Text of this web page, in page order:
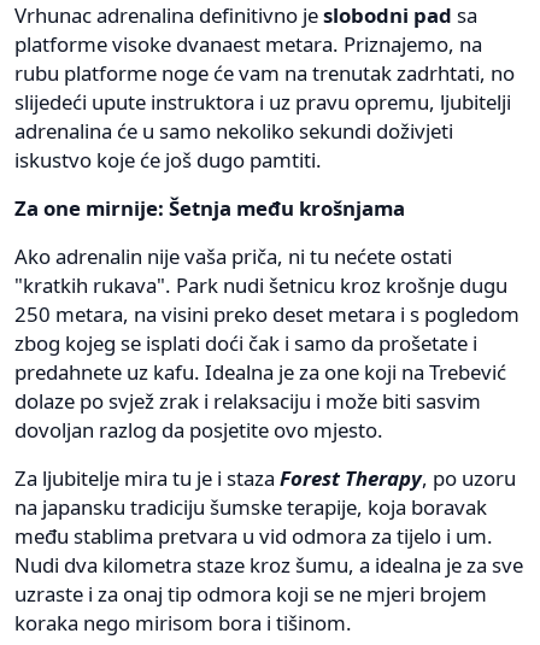
Vrhunac adrenalina definitivno jeslobodni pad sa
platforme visoke dvanaest metara. Priznajemo, na
rubu platforme noge će vam na trenutak zadrhtati, no
slijedeći upute instruktora i uz pravu opremu, ljubitelji
adrenalina će u samo nekoliko sekundi doživjeti
iskustvo koje će još dugo pamtiti.
Za one mirnije: Šetnja među krošnjama
Ako adrenalin nije vaša priča, ni tu nećete ostati
"kratkih rukava". Park nudi šetnicu kroz krošnje dugu
250 metara, na visini preko deset metara i s pogledom
zbog kojeg se isplati doći čak i samo da prošetate i
predahnete uz kafu. Idealna je za one koji na Trebević
dolaze po svjež zrak i relaksaciju i može biti sasvim
dovoljan razlog da posjetite ovo mjesto.
Za ljubitelje mira tu je i staza Forest Therapy, po uzoru
na japansku tradiciju šumske terapije, koja boravak
među stablima pretvara u vid odmora za tijelo i um.
Nudi dva kilometra staze kroz šumu, a idealna je za sve
uzraste i za onaj tip odmora koji se ne mjeri brojem
koraka nego mirisom bora i tišinom.